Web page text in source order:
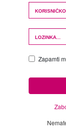
Zapamti